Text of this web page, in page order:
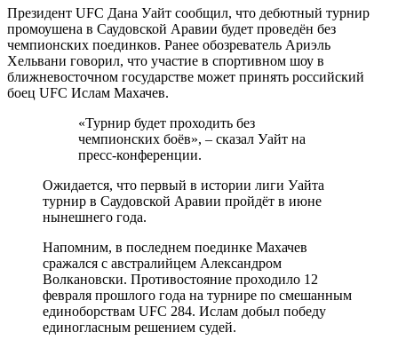
Президент UFC Дана Уайт сообщил, что дебютный турнир
промоушена в Саудовской Аравии будет проведён без
чемпионских поединков. Ранее обозреватель Ариэль
Хельвани говорил, что участие в спортивном шоу в
ближневосточном государстве может принять российский
боец UFC Ислам Махачев.
«Турнир будет проходить без
чемпионских боёв», – сказал Уайт на
пресс-конференции.
Ожидается, что первый в истории лиги Уайта
турнир в Саудовской Аравии пройдёт в июне
нынешнего года.
Напомним, в последнем поединке Махачев
сражался с австралийцем Александром
Волкановски. Противостояние проходило 12
февраля прошлого года на турнире по смешанным
единоборствам UFC 284. Ислам добыл победу
единогласным решением судей.